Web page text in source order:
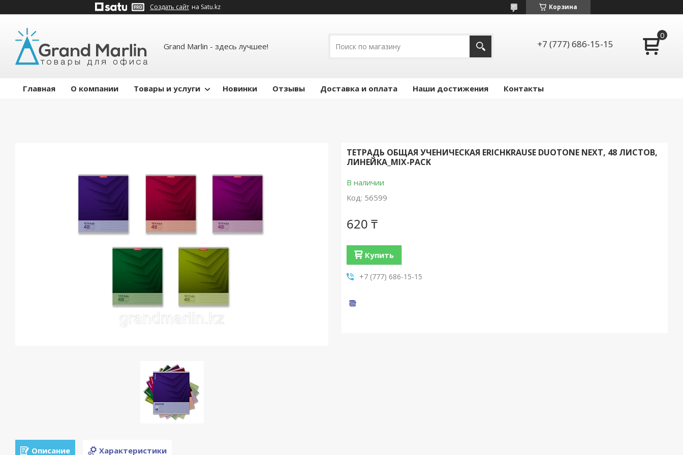
Создать сайт на Satu.kz Корзина
Grand Marlin - здесь лучшее! +7 (777) 686-15-15
Главная О компании Товары и услуги Новинки Отзывы Доставка и оплата Наши достижения Контакты
ТЕТРАДЬ ОБЩАЯ УЧЕНИЧЕСКАЯ ERICHKRAUSE DUOTONE NEXT, 48 ЛИСТОВ,
ЛИНЕЙКА_MIX-PACK
В наличии
Код: 56599
620 ₸
Купить
+7 (777) 686-15-15
Описание Характеристики